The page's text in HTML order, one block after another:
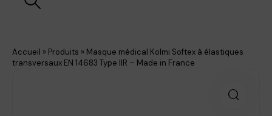
Accueil » Produits » Masque médical Kolmi Softex à élastiques
transversaux EN 14683 Type IIR – Made in France